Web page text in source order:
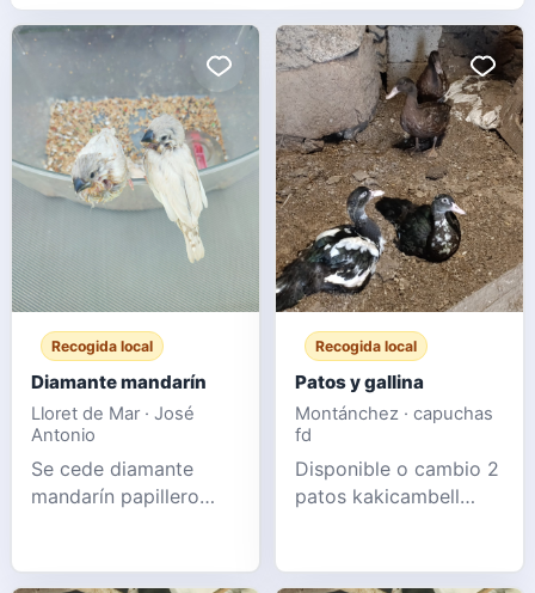
Recogida local
Diamante mandarín
Lloret de Mar · José
Antonio
Se cede diamante
mandarín papillero
Recogida local
Patos y gallina
Montánchez · capuchas
fd
Disponible o cambio 2
patos kakicambell
de mayo de 2026 En